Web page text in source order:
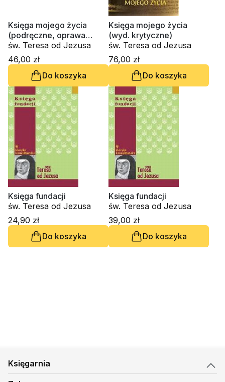
Księga mojego życia
(podręczne, oprawa
twarda)
św. Teresa od Jezusa
46,00 zł
Do koszyka
Księga mojego życia
(wyd. krytyczne)
św. Teresa od Jezusa
76,00 zł
Do koszyka
Księga fundacji
św. Teresa od Jezusa
24,90 zł
Do koszyka
Księga fundacji
św. Teresa od Jezusa
39,00 zł
Do koszyka
Księgarnia